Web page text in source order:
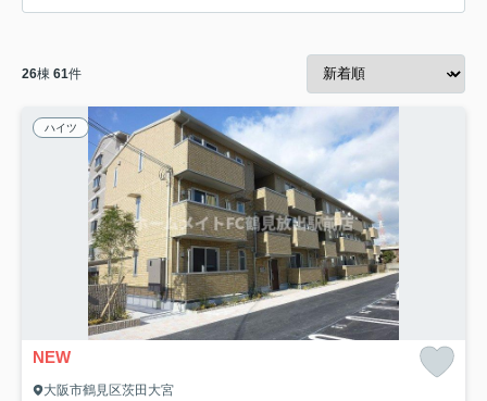
26棟 61件
ハイツ
NEW
大阪市鶴見区茨田大宮